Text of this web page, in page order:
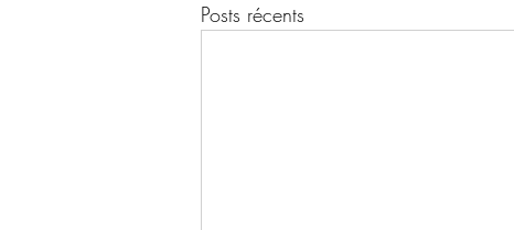
Posts récents